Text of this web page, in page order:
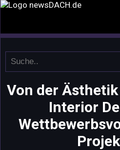
Von der
Interior